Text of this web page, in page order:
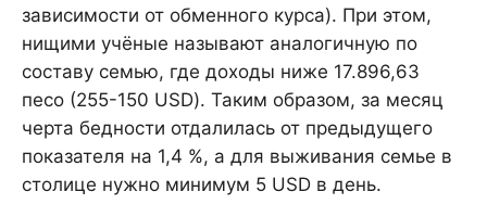
зависимости от обменного курса). При этом,
нищими учёные называют аналогичную по
составу семью, где доходы ниже 17.896,63
песо (255-150 USD). Таким образом, за месяц
черта бедности отдалилась от предыдущего
показателя на 1,4 %, а для выживания семье в
столице нужно минимум 5 USD в день.